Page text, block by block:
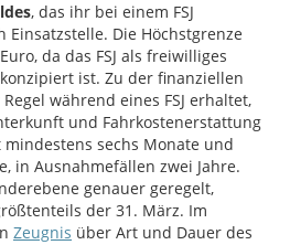
, das ihr bei einem FSJ
Einsatzstelle. Die Höchstgrenze
da das FSJ als freiwilliges
ist. Zu der finanziellen
während eines FSJ erhaltet,
und Fahrkostenerstattung
sechs Monate und
in Ausnahmefällen zwei Jahre.
genauer geregelt,
der 31. März. Im
Zeugnis über Art und Dauer des